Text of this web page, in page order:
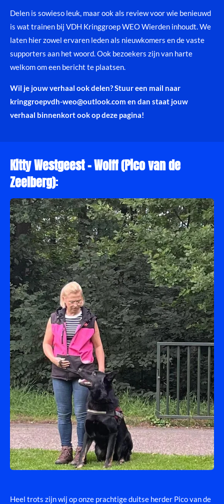
Delen is sowieso leuk, maar ook als review voor wie benieuwd
is wat trainen bij VDH Kringgroep WEO Wierden inhoudt. We
laten hier zowel ervaren leden als nieuwkomers en de vaste
supporters aan het woord. Ook bezoekers zijn van harte
welkom om een bericht te plaatsen.
Wil je jouw verhaal ook delen? Stuur een mail naar
kringgroepvdh-weo@outlook.com en dan staat jouw
verhaal binnenkort ook op deze pagina!
Kitty Westgeest - Wolff (Pico van de
Zeelberg):
Heel trots zijn wij op onze prachtige duitse herder Pico van de